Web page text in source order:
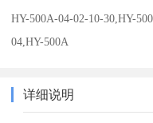
HY-500A-04-02-10-30,HY-
04,HY-500A
详细说明